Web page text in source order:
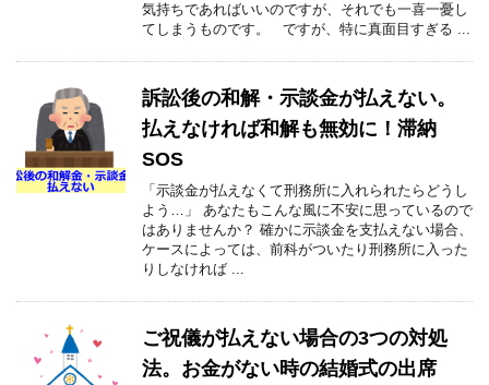
気持ちであればいいのですが、それでも一喜一憂し
てしまうものです。 ですが、特に真面目すぎる ...
訴訟後の和解・示談金が払えない。
払えなければ和解も無効に！滞納
SOS
「示談金が払えなくて刑務所に入れられたらどうし
よう…」 あなたもこんな風に不安に思っているので
はありませんか？ 確かに示談金を支払えない場合、
ケースによっては、前科がついたり刑務所に入った
りしなければ ...
ご祝儀が払えない場合の3つの対処
法。お金がない時の結婚式の出席